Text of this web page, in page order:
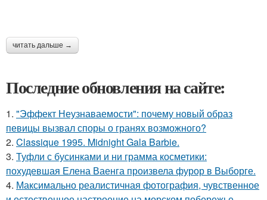
читать дальше →
Последние обновления на сайте:
1. "Эффект Неузнаваемости": почему новый образ
певицы вызвал споры о гранях возможного?
2. Classique 1995. Midnight Gala Barbie.
3. Туфли с бусинками и ни грамма косметики:
похудевшая Елена Ваенга произвела фурор в Выборге.
4. Максимально реалистичная фотография, чувственное